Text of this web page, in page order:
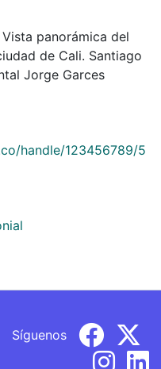
panorámica del
de Cali. Santiago
Jorge Garces
handle/123456789/5
Síguenos